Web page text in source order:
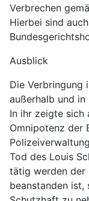
Verbrechen
Hierbei sind
Ausblick
Die Verbringung
außerhalb und
In ihr zeigte sich
Omnipotenz der
Tod des Louis
tätig werden der
beanstanden ist,